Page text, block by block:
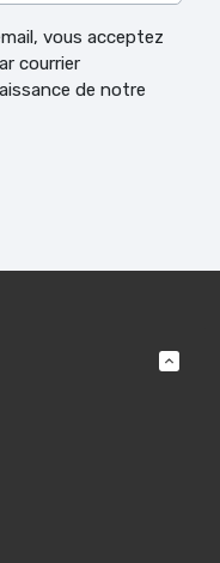
vous acceptez
courrier
de notre